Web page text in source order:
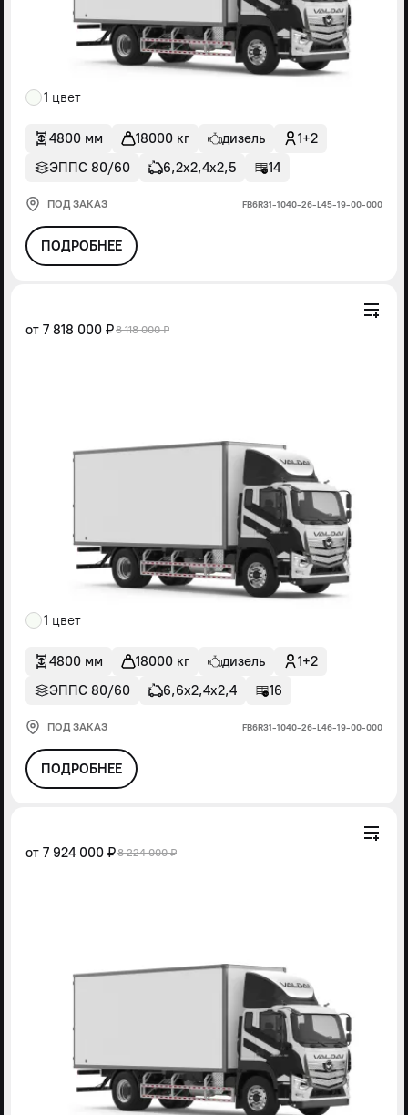
1 цвет
4800 мм 18000 кг дизель
1+2
ЭППС 80/60
6,2х2,4х2,5 14
ПОД ЗАКАЗ FВ6R31-1040-26-L45-19-00-000
ПОДРОБНЕЕ
от 7 818 000 ₽8 118 000 ₽
1 цвет
4800 мм 18000 кг дизель
1+2
ЭППС 80/60
6,6х2,4х2,4 16
ПОД ЗАКАЗ FВ6R31-1040-26-L46-19-00-000
ПОДРОБНЕЕ
от 7 924 000 ₽8 224 000 ₽